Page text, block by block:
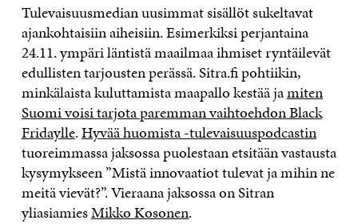
Tulevaisuusmedian uusimmat sisällöt sukeltavat
ajankohtaisiin aiheisiin. Esimerkiksi perjantaina
24.11. ympäri läntistä maailmaa ihmiset ryntäilevät
edullisten tarjousten perässä. Sitra.fi pohtiikin,
minkälaista kuluttamista maapallo kestää jamiten
Suomi voisi tarjota paremman vaihtoehdon Black
Fridaylle.Hyvää huomista -tulevaisuuspodcastin
tuoreimmassa jaksossa puolestaan etsitään vastausta
kysymykseen ”Mistä innovaatiot tulevat ja mihin ne
meitä vievät?”. Vieraana jaksossa on Sitran
yliasiamiesMikko Kosonen.